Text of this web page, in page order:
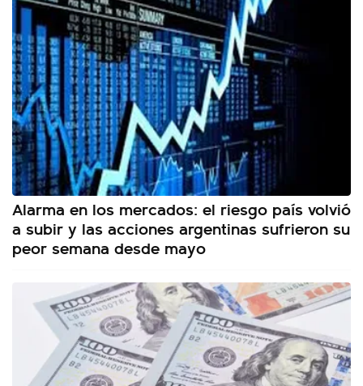
Alarma en los mercados: el riesgo país volvió
a subir y las acciones argentinas sufrieron su
peor semana desde mayo